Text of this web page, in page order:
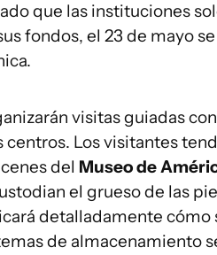
que las instituciones
fondos, el 23 de mayo
visitas guiadas
Los visitantes
del Museo de
el grueso de las
detalladamente cómo
de almacenamiento